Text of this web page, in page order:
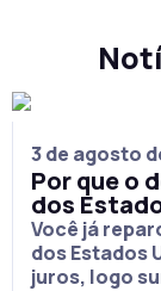
3 de agosto
Por que o
dos
Você já
dos Estados
juros, logo